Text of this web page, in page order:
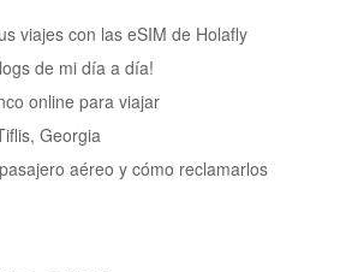
viajes con las eSIM de Holafly
de mi día a día!
online para viajar
Georgia
aéreo y cómo reclamarlos